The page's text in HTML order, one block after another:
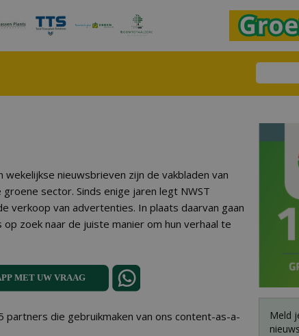
nieuwsbrieven zijn de vakbladen van
sector. Sinds enige jaren legt NWST
verkoop van advertenties. In plaats daarvan gaan
zoek naar de juiste manier om hun verhaal te
partners die gebruikmaken van ons content-as-a-
Meld